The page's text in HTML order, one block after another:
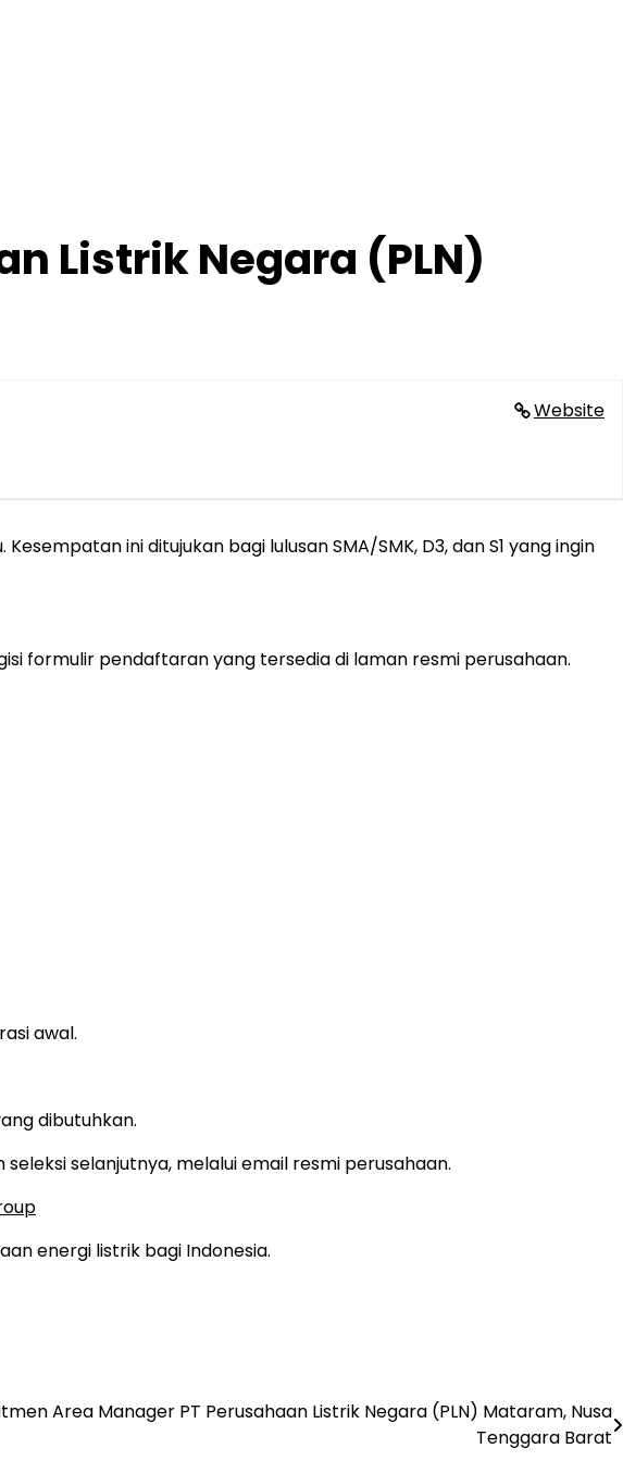
Listrik Negara (PLN)
Website
ini ditujukan bagi lulusan SMA/SMK, D3, dan S1 yang ingin
formulir pendaftaran yang tersedia di laman resmi perusahaan.
awal.
dibutuhkan.
selanjutnya, melalui email resmi perusahaan.
energi listrik bagi Indonesia.
Area Manager PT Perusahaan Listrik Negara (PLN) Mataram, Nusa
Tenggara Barat